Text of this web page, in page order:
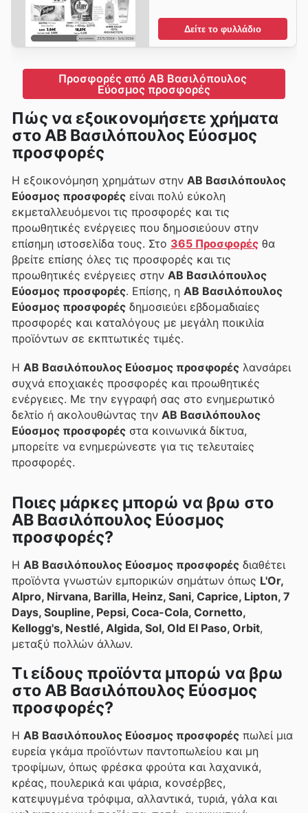
Δείτε το φυλλάδιο
Προσφορές από ΑΒ Βασιλόπουλος
Εύοσμος προσφορές
Πώς να εξοικονομήσετε χρήματα
στο ΑΒ Βασιλόπουλος Εύοσμος
προσφορές
Η εξοικονόμηση χρημάτων στην ΑΒ Βασιλόπουλος
Εύοσμος προσφορές είναι πολύ εύκολη
εκμεταλλευόμενοι τις προσφορές και τις
προωθητικές ενέργειες που δημοσιεύουν στην
επίσημη ιστοσελίδα τους. Στο 365 Προσφορές
βρείτε επίσης όλες τις προσφορές και τις
προωθητικές ενέργειες στην ΑΒ Βασιλόπουλος
Εύοσμος προσφορές. Επίσης, η ΑΒ Βασιλόπουλος
Εύοσμος προσφορές δημοσιεύει εβδομαδιαίες
προσφορές και καταλόγους με μεγάλη ποικιλία
προϊόντων σε εκπτωτικές τιμές.
Η ΑΒ Βασιλόπουλος Εύοσμος προσφορές λανσάρει
συχνά εποχιακές προσφορές και προωθητικές
ενέργειες. Με την εγγραφή σας στο ενημερωτικό
δελτίο ή ακολουθώντας την ΑΒ Βασιλόπουλος
Εύοσμος προσφορές στα κοινωνικά δίκτυα,
μπορείτε να ενημερώνεστε για τις τελευταίες
προσφορές.
Ποιες μάρκες μπορώ να βρω στο
ΑΒ Βασιλόπουλος Εύοσμος
προσφορές?
Η ΑΒ Βασιλόπουλος Εύοσμος προσφορές διαθέτει
προϊόντα γνωστών εμπορικών σημάτων όπως L'Or,
Alpro, Nirvana, Barilla, Heinz, Sani, Caprice, Lipton, 7
Days, Soupline, Pepsi, Coca-Cola, Cornetto,
Kellogg's, Nestlé, Algida, Sol, Old El Paso, Orbit,
μεταξύ πολλών άλλων.
Τι είδους προϊόντα μπορώ να βρω
στο ΑΒ Βασιλόπουλος Εύοσμος
προσφορές?
Η ΑΒ Βασιλόπουλος Εύοσμος προσφορές πωλεί μια
ευρεία γκάμα προϊόντων παντοπωλείου και μη
τροφίμων, όπως φρέσκα φρούτα και λαχανικά,
κρέας, πουλερικά και ψάρια, κονσέρβες,
κατεψυγμένα τρόφιμα, αλλαντικά, τυριά, γάλα και